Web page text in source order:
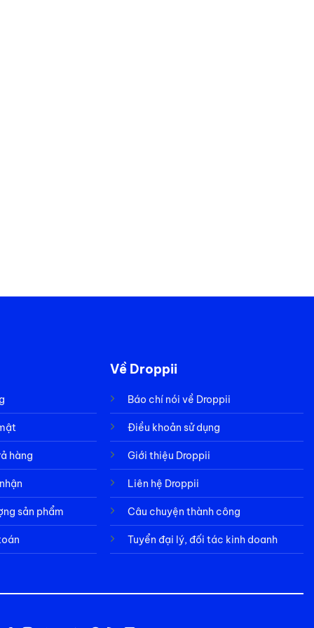
hàng
sản phẩm
Về Droppii
Báo chí nói về Droppii
Điều khoản sử dụng
Giới thiệu Droppii
Liên hệ Droppii
Câu chuyện thành công
Tuyển đại lý, đối tác kinh doanh